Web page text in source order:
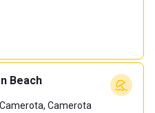
Beach
Camerota